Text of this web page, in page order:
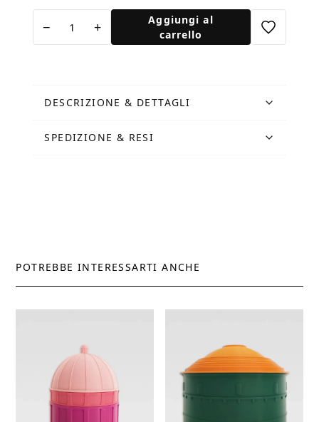
− +
Aggiungi al
carrello
DESCRIZIONE & DETTAGLI
SPEDIZIONE & RESI
POTREBBE INTERESSARTI ANCHE